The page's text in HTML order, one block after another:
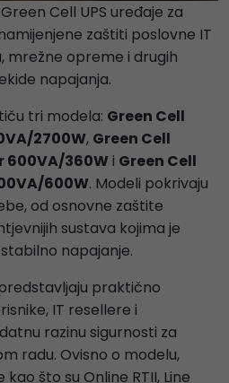
Cell UPS uređaje za
zaštiti poslovne IT
mrežne opreme i drugih
napajanja.
tri modela: Green Cell
2700W, Green Cell
600VA/360Wi Green Cell
600W. Modeli pokrivaju
od osnovne zaštite
sustava kojima je
napajanje.
praktično
IT resellere i
razinu sigurnosti za
radu. Ovisno o modelu,
što su Online RTII, Line